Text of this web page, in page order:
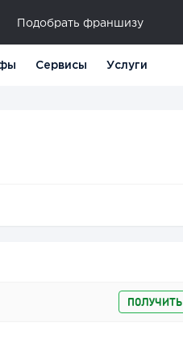
Подобрать франшизу
Сервисы Услуги
ПОЛУЧИТЬ